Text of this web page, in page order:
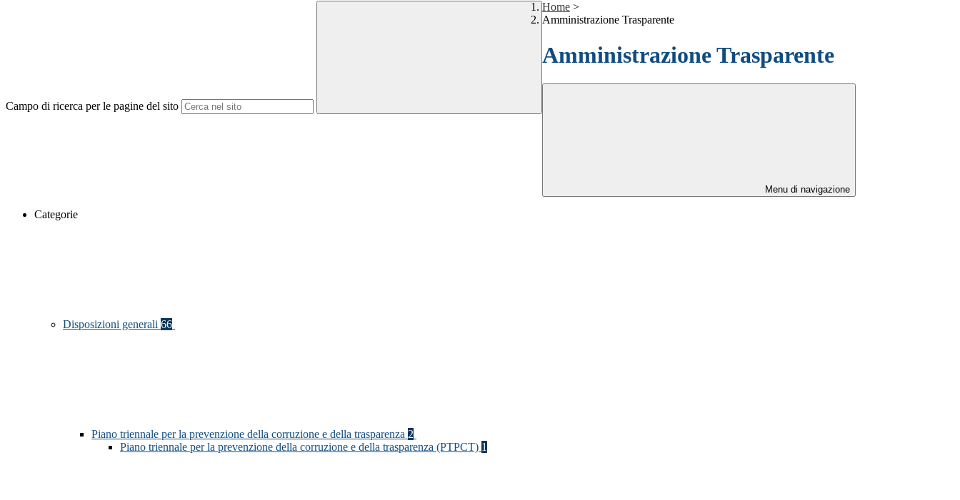
Campo di ricerca per le pagine del sito
Home >
Amministrazione Trasparente
Amministrazione Trasparente
Menu di navigazione
Categorie
Disposizioni generali 66
Piano triennale per la prevenzione della corruzione e della trasparenza 2
Piano triennale per la prevenzione della corruzione e della trasparenza (PTPCT) 1